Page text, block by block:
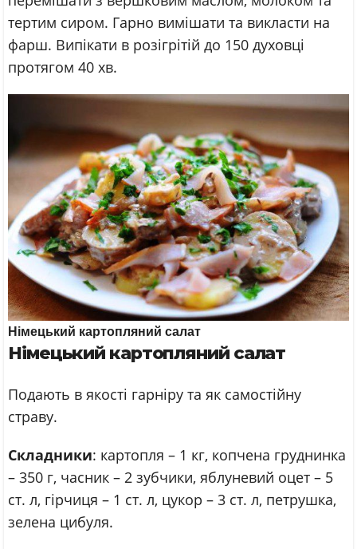
тертим сиром. Гарно вимішати та викласти на
фарш. Випікати в розігрітій до 150 духовці
протягом 40 хв.
Німецький картопляний салат
Німецький картопляний салат
Подають в якості гарніру та як самостійну
страву.
Складники: картопля – 1 кг, копчена груднинка
– 350 г, часник – 2 зубчики, яблуневий оцет – 5
ст. л, гірчиця – 1 ст. л, цукор – 3 ст. л, петрушка,
зелена цибуля.